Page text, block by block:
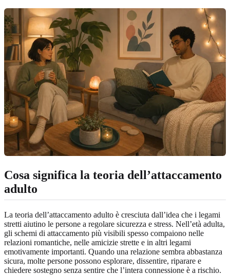
Cosa significa la teoria dell’attaccamento
adulto
La teoria dell’attaccamento adulto è cresciuta dall’idea che i legami
stretti aiutino le persone a regolare sicurezza e stress. Nell’età adulta,
gli schemi di attaccamento più visibili spesso compaiono nelle
relazioni romantiche, nelle amicizie strette e in altri legami
emotivamente importanti. Quando una relazione sembra abbastanza
sicura, molte persone possono esplorare, dissentire, riparare e
chiedere sostegno senza sentire che l’intera connessione è a rischio.